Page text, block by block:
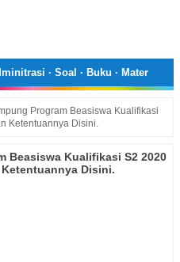
· Soal · Buku · Mater
Program Beasiswa Kualifikasi
Ketentuannya Disini.
Beasiswa Kualifikasi S2 2020
Disini.